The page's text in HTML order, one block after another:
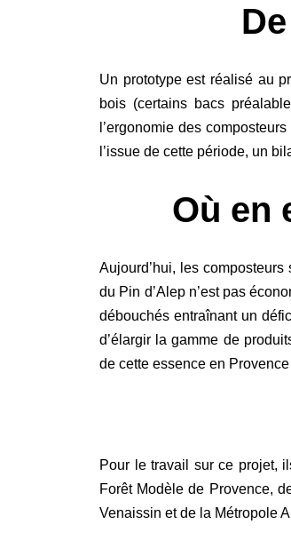
Un prototype est réalisé au
bois (certains bacs
l’ergonomie des
l’issue de cette période, un
Où en
Aujourd’hui, les
du Pin d’Alep n’est pas
débouchés entraînant un
d’élargir la gamme de
de cette essence en
Pour le travail sur ce projet,
Forêt Modèle de Provence,
Venaissin et de la Métropole